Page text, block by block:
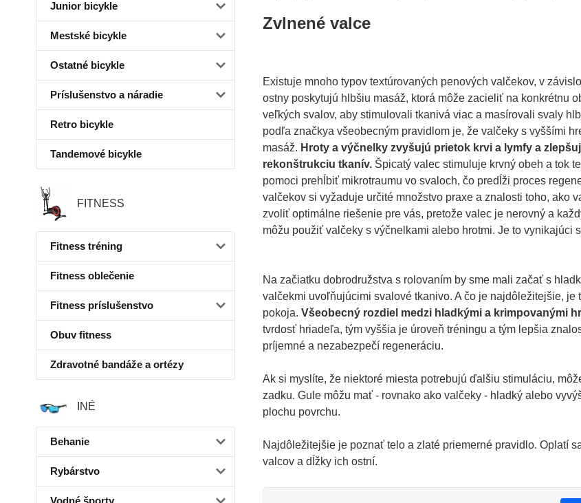
Junior bicykle
Mestské bicykle
Ostatné bicykle
Príslušenstvo a náradie
Retro bicykle
Tandemové bicykle
FITNESS
Fitness tréning
Fitness oblečenie
Fitness príslušenstvo
Obuv fitness
Zdravotné bandáže a ortézy
INÉ
Behanie
Rybárstvo
Zvlnené valce
Existuje mnoho typov textúrovaných penových valčekov, v
ostny poskytujú hlbšiu masáž, ktorá môže zacieliť na konkrétnu
veľkých svalov, aby stimulovali tkanivá viac a masírovali svaly
podľa značkya všeobecným pravidlom je, že valčeky s vyššími
masáž. Hroty a výčnelky zvyšujú prietok krvi a lymfy a
rekonštrukciu tkanív. Špicatý valec stimuluje krvný obeh a tok
pomoci prehĺbiť mikrotraumu vo svaloch, čo predĺži proces
valčekov si vyžaduje určité množstvo praxe a znalosti toho, ako
zvoliť optimálne riešenie pre vás, pretože valec je nerovný a
môžu použiť valčeky s výčnelkami alebo hrotmi. Je to vynikajúci
Na začiatku dobrodružstva s rolovaním by sme mali začať s
valčekmi uvoľňujúcimi svalové tkanivo. A čo je najdôležitejšie,
pokoja. Všeobecný rozdiel medzi hladkými a krimpovanými
tvrdosť hriadeľa, tým vyššia je úroveň tréningu a tým lepšia
príjemné a nezabezpečí regeneráciu.
Ak si myslíte, že niektoré miesta potrebujú ďalšiu stimuláciu,
zadku. Gule môžu mať - rovnako ako valčeky - hladký alebo
plochu povrchu.
Najdôležitejšie je poznať telo a zlaté priemerné pravidlo. Oplatí
valcov a dĺžky ich ostní.